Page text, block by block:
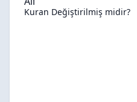
Kuran Değiştirilmiş midir?